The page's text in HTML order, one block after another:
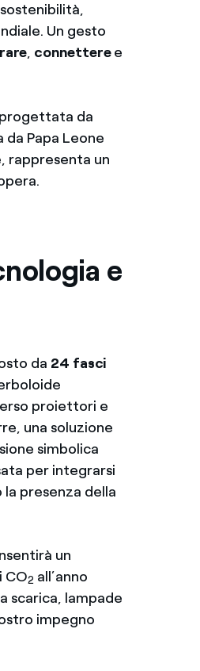
Un gesto
, connetteree
da
da Papa Leone
rappresenta un
e
da 24 fasci
proiettori e
una soluzione
simbolica
per integrarsi
presenza della
un
CO2 all’anno
scarica, lampade
impegno